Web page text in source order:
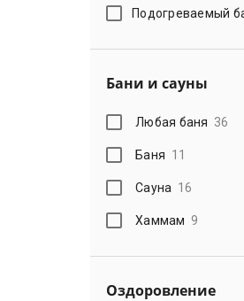
Подогреваемый
Бани и сауны
Любая баня 36
Баня 11
Сауна 16
Хаммам 9
Оздоровление